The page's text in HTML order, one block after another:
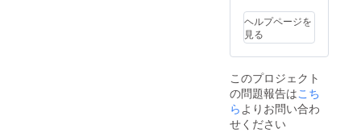
ヘルプページを
見る
このプロジェクト
の問題報告はこち
らよりお問い合わ
せください